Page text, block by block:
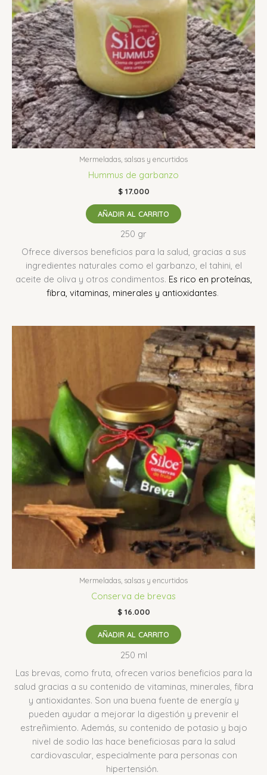
Mermeladas, salsas y encurtidos
Hummus de garbanzo
$17.000
AÑADIR AL CARRITO
250 gr
Ofrece diversos beneficios para la salud, gracias a sus
ingredientes naturales como el garbanzo, el tahini, el
aceite de oliva y otros condimentos. Es rico en proteínas,
fibra, vitaminas, minerales y antioxidantes.
Mermeladas, salsas y encurtidos
Conserva de brevas
$16.000
AÑADIR AL CARRITO
250 ml
Las brevas, como fruta, ofrecen varios beneficios para la
salud gracias a su contenido de vitaminas, minerales, fibra
y antioxidantes. Son una buena fuente de energía y
pueden ayudar a mejorar la digestión y prevenir el
estreñimiento. Además, su contenido de potasio y bajo
nivel de sodio las hace beneficiosas para la salud
cardiovascular, especialmente para personas con
hipertensión.